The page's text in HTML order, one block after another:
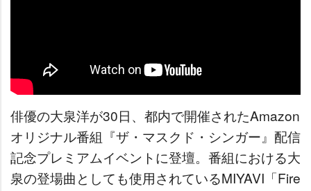
俳優の大泉洋が30日、都内で開催されたAmazon
オリジナル番組『ザ・マスクド・シンガー』配信
記念プレミアムイベントに登壇。番組における大
泉の登場曲としても使用されているMIYAVI「Fire